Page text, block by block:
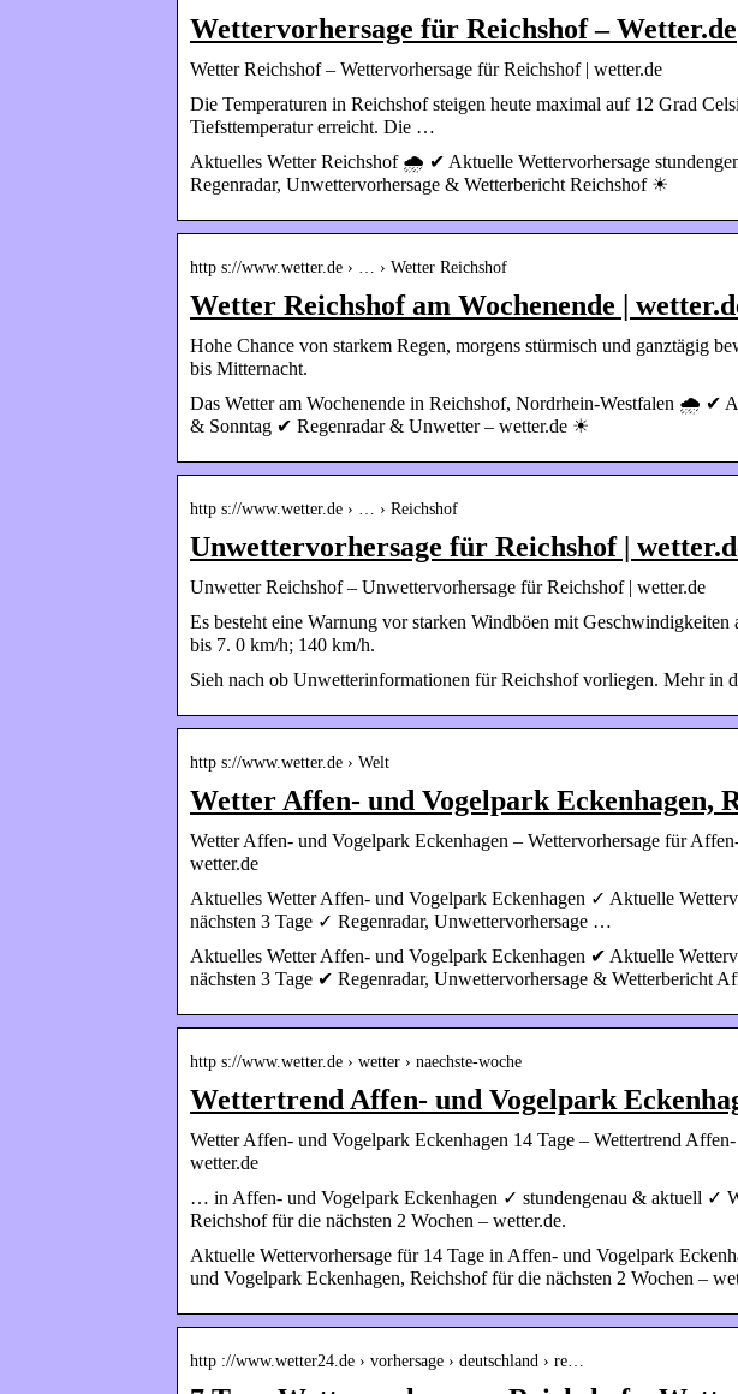
Wettervorhersage für Reichshof – Wetter.de
Wetter Reichshof – Wettervorhersage für Reichshof | wetter.de
Die Temperaturen in Reichshof steigen heute maximal auf 12 Grad
Tiefsttemperatur erreicht. Die …
Aktuelles Wetter Reichshof 🌧️ ✔ Aktuelle Wettervorhersage
Regenradar, Unwettervorhersage & Wetterbericht Reichshof ☀
http s://www.wetter.de › … › Wetter Reichshof
Wetter Reichshof am Wochenende |
Hohe Chance von starkem Regen, morgens stürmisch und ganztägig
bis Mitternacht.
Das Wetter am Wochenende in Reichshof, Nordrhein-Westfalen 🌧️ ✔
& Sonntag ✔ Regenradar & Unwetter – wetter.de ☀
http s://www.wetter.de › … › Reichshof
Unwettervorhersage für Reichshof |
Unwetter Reichshof – Unwettervorhersage für Reichshof | wetter.de
Es besteht eine Warnung vor starken Windböen mit
bis 7. 0 km/h; 140 km/h.
Sieh nach ob Unwetterinformationen für Reichshof vorliegen. Mehr in
http s://www.wetter.de › Welt
Wetter Affen- und Vogelpark Eckenhagen,
Wetter Affen- und Vogelpark Eckenhagen – Wettervorhersage für
wetter.de
Aktuelles Wetter Affen- und Vogelpark Eckenhagen ✓ Aktuelle
nächsten 3 Tage ✓ Regenradar, Unwettervorhersage …
Aktuelles Wetter Affen- und Vogelpark Eckenhagen ✔ Aktuelle
nächsten 3 Tage ✔ Regenradar, Unwettervorhersage & Wetterbericht
http s://www.wetter.de › wetter › naechste-woche
Wettertrend Affen- und Vogelpark
Wetter Affen- und Vogelpark Eckenhagen 14 Tage – Wettertrend
wetter.de
… in Affen- und Vogelpark Eckenhagen ✓ stundengenau & aktuell ✓
Reichshof für die nächsten 2 Wochen – wetter.de.
Aktuelle Wettervorhersage für 14 Tage in Affen- und Vogelpark
und Vogelpark Eckenhagen, Reichshof für die nächsten 2 Wochen –
http ://www.wetter24.de › vorhersage › deutschland › re…